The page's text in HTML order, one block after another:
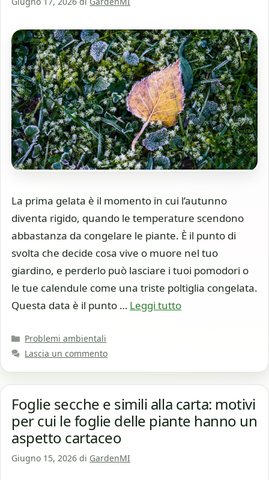
La prima gelata è il momento in cui l’autunno
diventa rigido, quando le temperature scendono
abbastanza da congelare le piante. È il punto di
svolta che decide cosa vive o muore nel tuo
giardino, e perderlo può lasciare i tuoi pomodori o
le tue calendule come una triste poltiglia congelata.
Questa data è il punto … Leggi tutto
Categorie
Problemi ambientali
Lascia un commento
Foglie secche e simili alla carta: motivi
per cui le foglie delle piante hanno un
aspetto cartaceo
Giugno 15, 2026 di GardenMI